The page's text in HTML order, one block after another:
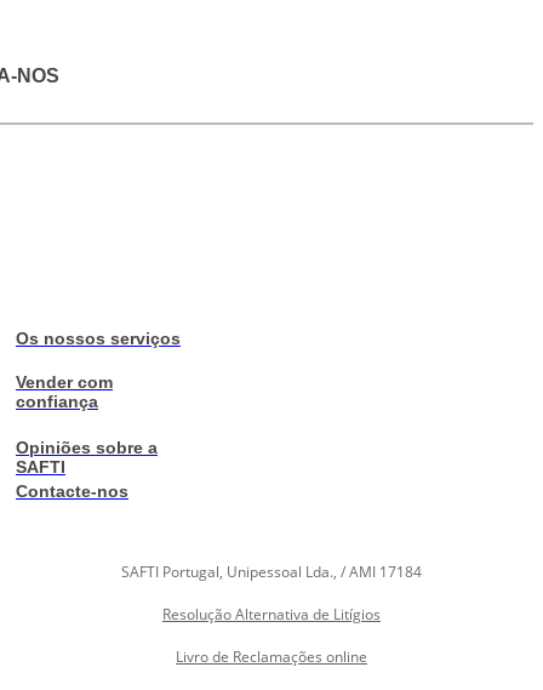
NOS
Os nossos serviços
Vender com
confiança
Opiniões sobre a
SAFTI
Contacte-nos
SAFTI Portugal, Unipessoal Lda., / AMI 17184
Resolução Alternativa de Litígios
Livro de Reclamações online